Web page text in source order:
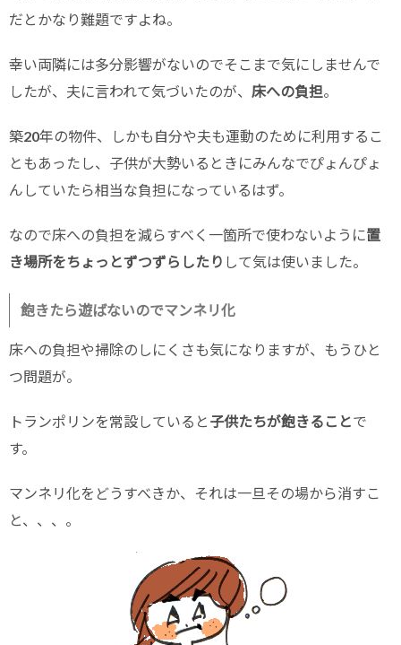
だとかなり難題ですよね。
幸い両隣には多分影響がないのでそこまで気にしませんで
したが、夫に言われて気づいたのが、 床への負担。
築20年の物件、しかも自分や夫も運動のために利用するこ
ともあったし、子供が大勢いるときにみんなでぴょんぴょ
んしていたら相当な負担になっているはず。
なので床への負担を減らすべく一箇所で使わないように置
き場所をちょっとずつずらしたり して気は使いました。
飽きたら遊ばないのでマンネリ化
床への負担や掃除のしにくさも気になりますが、もうひと
つ問題が。
トランポリンを常設していると 子供たちが飽きることで
す。
マンネリ化をどうすべきか、それは一旦その場から消すこ
と、、、。